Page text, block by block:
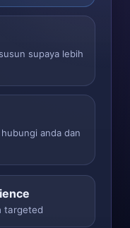
supaya lebih
anda dan
targeted